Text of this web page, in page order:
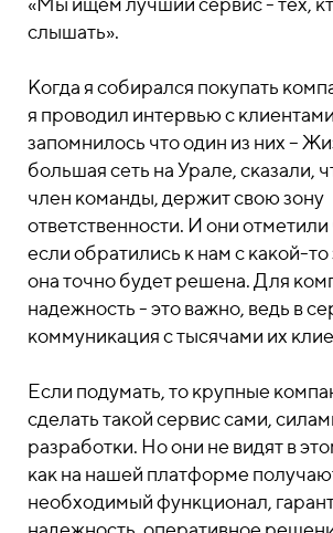
слышать».
Когда я собирался покупать
я проводил интервью с
запомнилось что один из них –
большая сеть на Урале, сказали,
член команды, держит свою зону
ответственности. И они
если обратились к нам с какой-то
она точно будет решена. Для
надежность - это важно, ведь в
коммуникация с тысячами их
Если подумать, то крупные
сделать такой сервис сами,
разработки. Но они не видят в
как на нашей платформе
необходимый функционал,